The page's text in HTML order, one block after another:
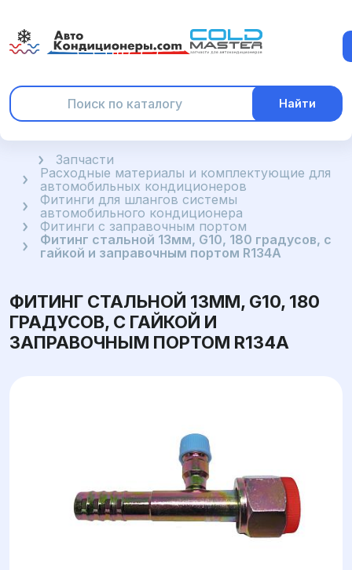
Найти
ГлавнаяЗапчасти
Расходные материалы и комплектующие для
автомобильных кондиционеров
Фитинги для шлангов системы
автомобильного кондиционера
Фитинги с заправочным портом
Фитинг стальной 13мм, G10, 180 градусов, с
гайкой и заправочным портом R134A
ФИТИНГ СТАЛЬНОЙ 13ММ, G10, 180
ГРАДУСОВ, С ГАЙКОЙ И
ЗАПРАВОЧНЫМ ПОРТОМ R134A